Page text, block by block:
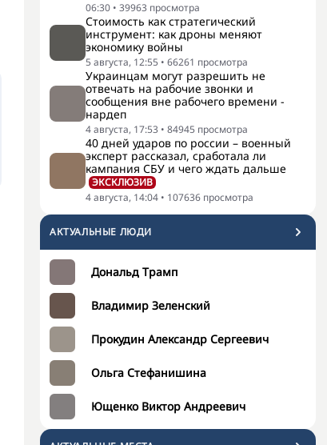
06:30 • 39963 просмотра
Стоимость как стратегический
инструмент: как дроны меняют
экономику войны
5 августа, 12:55 • 66261 просмотра
Украинцам могут разрешить не
отвечать на рабочие звонки и
сообщения вне рабочего времени -
нардеп
4 августа, 17:53 • 84945 просмотра
40 дней ударов по россии – военный
эксперт рассказал, сработала ли
кампания СБУ и чего ждать дальше
ЭКСКЛЮЗИВ
4 августа, 14:04 • 107636 просмотра
АКТУАЛЬНЫЕ ЛЮДИ
Дональд Трамп
Владимир Зеленский
Прокудин Александр Сергеевич
Ольга Стефанишина
Ющенко Виктор Андреевич